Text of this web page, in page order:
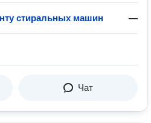
стиральных машин —
Чат